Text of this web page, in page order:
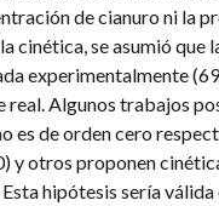
de cianuro ni la
cinética, se asumió que
experimentalmente
real. Algunos trabajos
es de orden cero
y otros proponen
hipótesis sería